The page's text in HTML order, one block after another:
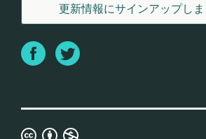
更新情報にサインアップしま
FacebookTwitter